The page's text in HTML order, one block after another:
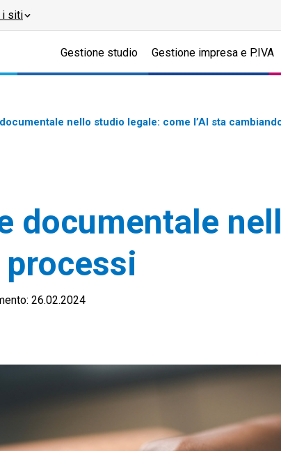
i siti
Gestione studio Gestione impresa e P.IVA
nello studio legale: come l’AI sta
documentale
26.02.2024